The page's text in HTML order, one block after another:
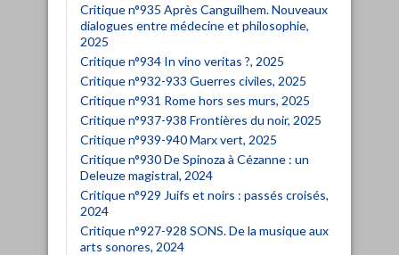
Critique n°935 Après Canguilhem. Nouveaux
dialogues entre médecine et philosophie,
2025
Critique n°934 In vino veritas ?, 2025
Critique n°932-933 Guerres civiles, 2025
Critique n°931 Rome hors ses murs, 2025
Critique n°937-938 Frontières du noir, 2025
Critique n°939-940 Marx vert, 2025
Critique n°930 De Spinoza à Cézanne : un
Deleuze magistral, 2024
Critique n°929 Juifs et noirs : passés croisés,
2024
Critique n°927-928 SONS. De la musique aux
arts sonores, 2024